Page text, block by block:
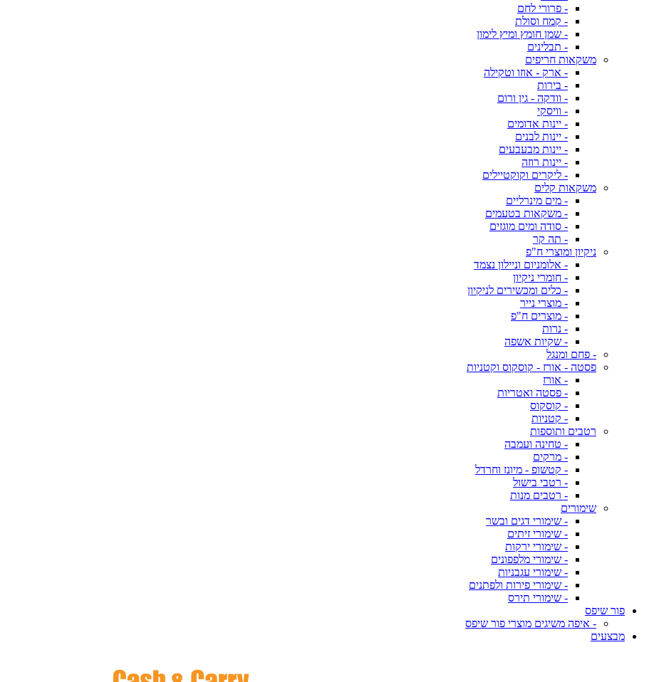
- פרורי לחם
- קמח וסולת
- שמן חומץ ומיץ לימון
- תבלינים
משקאות חריפים
- ארק - אוזו וטקילה
- בירות
- וודקה - גין ורום
- וויסקי
- יינות אדומים
- יינות לבנים
- יינות מבעבעים
- יינות רוזה
- ליקרים וקוקטיילים
משקאות קלים
- מים מינרליים
- משקאות בטעמים
- סודה ומים מוגזים
- תה קר
ניקיון ומוצרי ח"פ
- אלומניום וניילון נצמד
- חומרי ניקיון
- כלים ומכשירים לניקיון
- מוצרי נייר
- מוצרים ח"פ
- נרות
- שקיות אשפה
- פחם ומנגל
פסטה - אורז - קוסקוס וקטניות
- אורז
- פסטה ואטריות
- קוסקוס
- קטניות
רטבים ותוספות
- טחינה ועמבה
- מרקים
- קטשופ - מיונז וחרדל
- רטבי בישול
- רטבים מנות
שימורים
- שימורי דגים ובשר
- שימורי זיתים
- שימורי ירקות
- שימורי מלפפונים
- שימורי עגבניות
- שימורי פירות ולפתנים
- שימורי תירס
פור שיפס
- איפה משיגים מוצרי פור שיפס
מבצעים